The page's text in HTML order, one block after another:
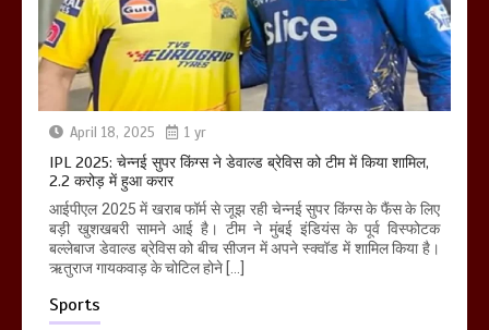
April 18, 2025 1 yr
IPL 2025: चेन्नई सुपर किंग्स ने डेवाल्ड ब्रेविस को टीम में किया शामिल,
2.2 करोड़ में हुआ करार
आईपीएल 2025 में खराब फॉर्म से जूझ रही चेन्नई सुपर किंग्स के फैंस के लिए
बड़ी खुशखबरी सामने आई है। टीम ने मुंबई इंडियंस के पूर्व विस्फोटक
बल्लेबाज डेवाल्ड ब्रेविस को बीच सीजन में अपने स्क्वॉड में शामिल किया है।
ऋतुराज गायकवाड़ के चोटिल होने […]
Sports